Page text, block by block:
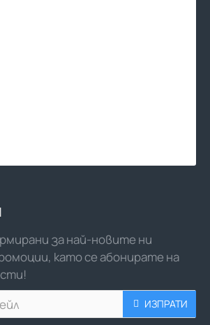
за най-новите ни
като се абонирате на
ИЗПРАТИ